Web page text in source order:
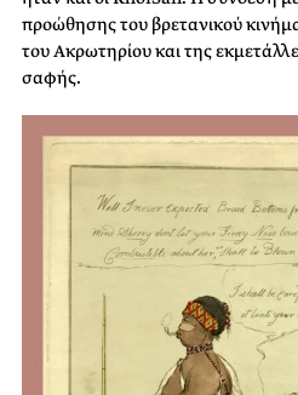
προώθησης του βρετανικού
του Ακρωτηρίου και της
σαφής.